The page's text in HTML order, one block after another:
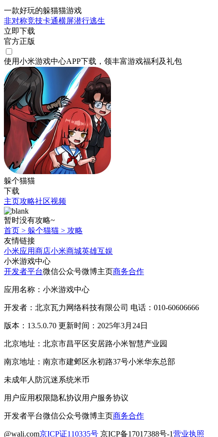
一款好玩的躲猫猫游戏
非对称竞技卡通横屏潜行逃生
立即下载
官方正版
使用小米游戏中心APP下载 ，领丰富游戏福利 及礼包
躲个猫猫
下载
主页攻略社区视频
暂时没有攻略~
首页 > 躲个猫猫 > 攻略
友情链接
小米应用商店小米商城英雄互娱
小米游戏中心
开发者平台微信公众号微博主页商务合作
应用名称：小米游戏中心
开发者：北京瓦力网络科技有限公司 电话：010-60606666
版本：13.5.0.70 更新时间：2025年3月24日
北京地址：北京市昌平区安居路小米智慧产业园
南京地址：南京市建邺区永初路37号小米华东总部
未成年人防沉迷系统米币
用户应用权限隐私协议用户服务协议
开发者平台微信公众号微博主页商务合作
@wali.com京ICP证110335号 京ICP备17017388号-1营业执照